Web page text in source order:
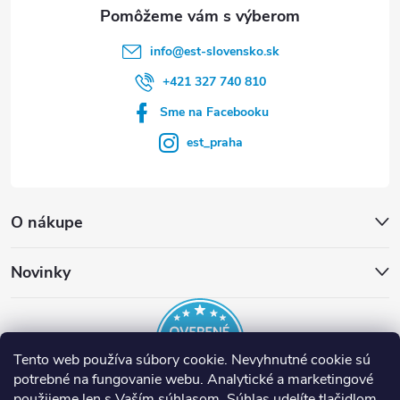
Tento web používa súbory cookie. Nevyhnutné cookie sú
potrebné na fungovanie webu. Analytické a marketingové
O nákupe
Novinky
info@est-slovensko.sk
+421 327 740 810
Sme na Facebooku
est_praha